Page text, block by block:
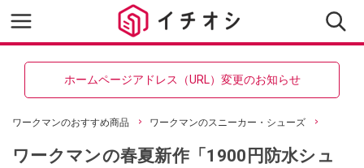
ホームページアドレス（URL）変更のお知らせ
ワークマンのおすすめ商品 ワークマンのスニーカー・シューズ
ワークマンの春夏新作「1900円防水シュ